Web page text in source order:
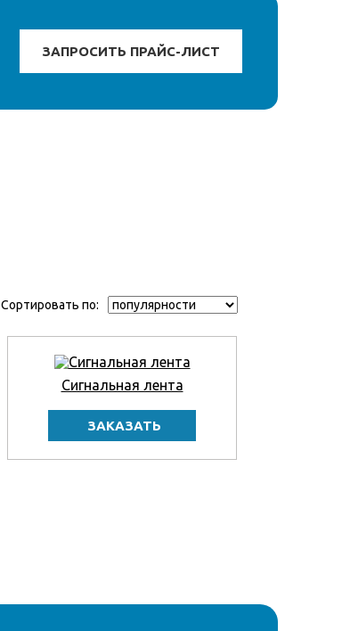
Сортировать по:
Сигнальная лента